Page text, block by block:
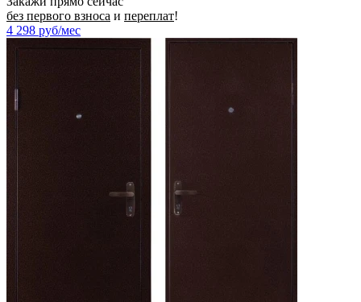
без первого взноса и переплат!
4 298 руб/мес